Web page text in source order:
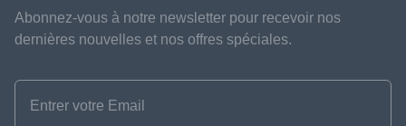
Abonnez-vous à notre newsletter pour recevoir nos
dernières nouvelles et nos offres spéciales.